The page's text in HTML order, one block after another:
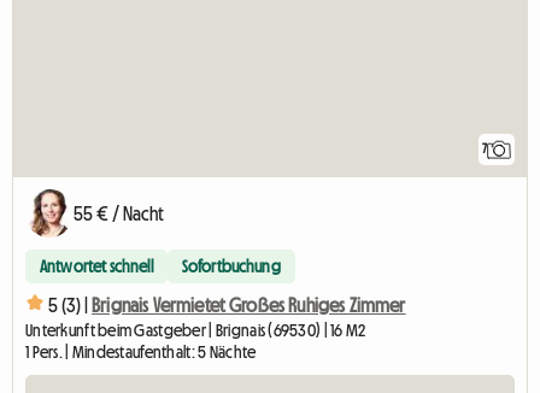
7
55 € / Nacht
Antwortet schnell Sofortbuchung
5 (3) | Brignais Vermietet Großes Ruhiges Zimmer
Unterkunft beim Gastgeber | Brignais (69530) | 16 M2
1 Pers. | Mindestaufenthalt: 5 Nächte